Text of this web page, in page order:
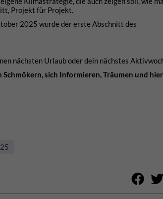
Projekt für Projekt.
2025 wurde der erste Abschnitt des
nächsten Urlaub oder dein nächstes
Schmökern, sich Informieren, Träumen und